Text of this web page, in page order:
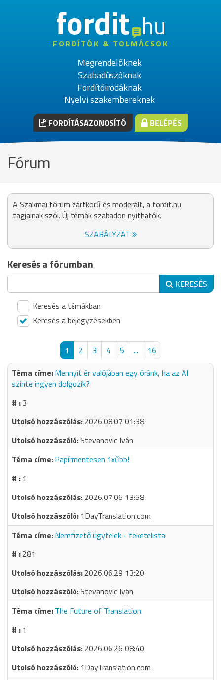
fordithu
FORDÍTÓK & TOLMÁCSOK
Megrendelőknek
Szabadúszóknak
Fordítóirodáknak
Nyelvi szakembereknek
FORDÍTÁSAZONOSÍTÓ BELÉPÉS
Fórum
A Szakmai fórum zártkörű és moderált, a fordit.hu
tagjainak szól. Új témák szabadon nyithatók.
SZABÁLYZAT
Keresés a fórumban
KERESÉS
Keresés a témákban
Keresés a bejegyzésekben
1 2 3 4 5 ...
16
Mennyit ér valójában egy óránk, ha az AI
szinte ingyen dolgozik?
3
2026.08.07 01:38
Stevanovic Iván
Papírmentesen 1xűbb!
1
2026.07.06 13:58
1DayTranslation.com
Nemfizető ügyfelek - feketelista
281
2026.06.29 13:20
Stevanovic Iván
The Future of Translation:
1
2026.06.26 08:40
1DayTranslation.com